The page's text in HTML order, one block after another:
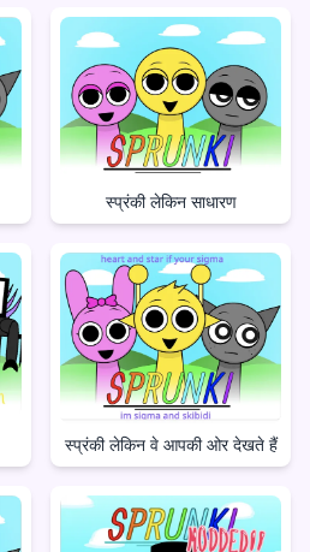
स्प्रंकी लेकिन साधारण
स्प्रंकी लेकिन वे आपकी ओर देखते हैं